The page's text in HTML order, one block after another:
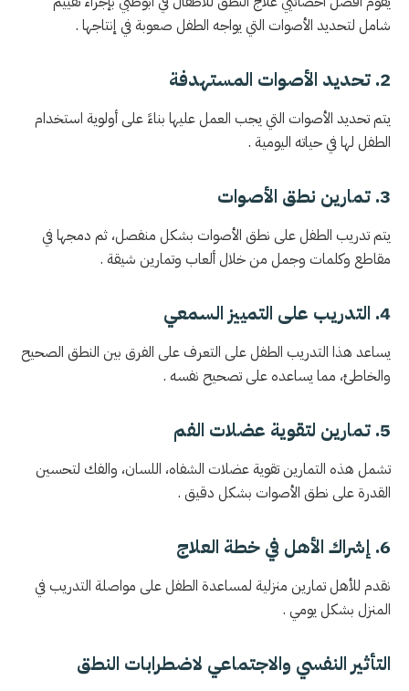
شامل لتحديد الأصوات التي يواجه الطفل صعوبة في إنتاجها .
2. تحديد الأصوات المستهدفة
يتم تحديد الأصوات التي يجب العمل عليها بناءً على أولوية استخدام
الطفل لها في حياته اليومية .
3. تمارين نطق الأصوات
يتم تدريب الطفل على نطق الأصوات بشكل منفصل، ثم دمجها في
مقاطع وكلمات وجمل من خلال ألعاب وتمارين شيقة .
4. التدريب على التمييز السمعي
يساعد هذا التدريب الطفل على التعرف على الفرق بين النطق الصحيح
والخاطئ، مما يساعده على تصحيح نفسه .
5. تمارين لتقوية عضلات الفم
تشمل هذه التمارين تقوية عضلات الشفاه، اللسان، والفك لتحسين
القدرة على نطق الأصوات بشكل دقيق .
6. إشراك الأهل في خطة العلاج
نقدم للأهل تمارين منزلية لمساعدة الطفل على مواصلة التدريب في
المنزل بشكل يومي .
التأثير النفسي والاجتماعي لاضطرابات النطق